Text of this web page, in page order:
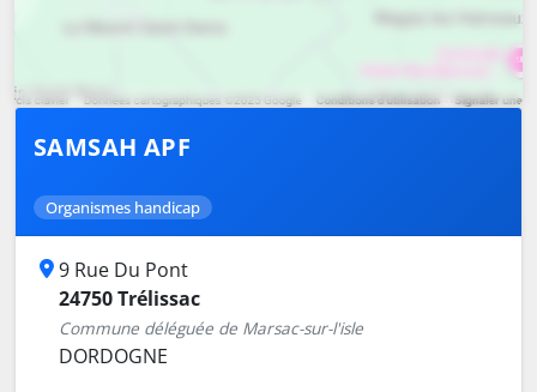
SAMSAH APF
Organismes handicap
9 Rue Du Pont
24750 Trélissac
Commune déléguée de Marsac-sur-l'isle
DORDOGNE